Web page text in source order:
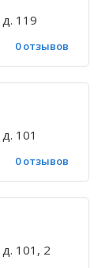
119
0 отзывов
101
0 отзывов
101, 2